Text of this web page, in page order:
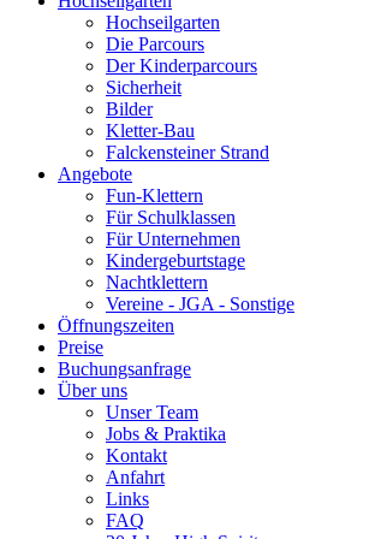
Hochseilgarten
Die Parcours
Der Kinderparcours
Sicherheit
Bilder
Kletter-Bau
Falckensteiner Strand
Angebote
Fun-Klettern
Für Schulklassen
Für Unternehmen
Kindergeburtstage
Nachtklettern
Vereine - JGA - Sonstige
Öffnungszeiten
Preise
Buchungsanfrage
Über uns
Unser Team
Jobs & Praktika
Kontakt
Anfahrt
Links
FAQ